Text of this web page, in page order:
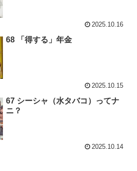
2025.10.16
68 「得する」年金
2025.10.15
67 シーシャ（水タバコ）ってナ
ニ？
2025.10.14